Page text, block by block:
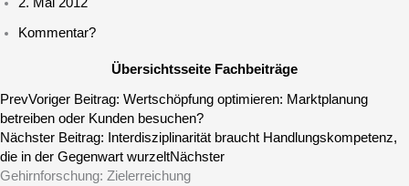
2. Mai 2012
Kommentar?
Übersichtsseite Fachbeiträge
PrevVoriger Beitrag: Wertschöpfung optimieren: Marktplanung
betreiben oder Kunden besuchen?
Nächster Beitrag:
Inter­dis­zi­pli­na­rität braucht Handlungskompetenz,
die in der Gegenwart wurzeltNächster
Gehirnforschung: Zielerreichung